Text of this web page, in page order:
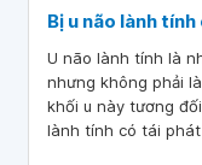
Bị u não lành
U não lành tính là
nhưng không phải
khối u này tương
lành tính có tái